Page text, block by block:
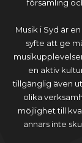
församling
Musik i Syd är
syfte att ge
en aktiv
tillgänglig även
olika
möjlighet till
annars inte